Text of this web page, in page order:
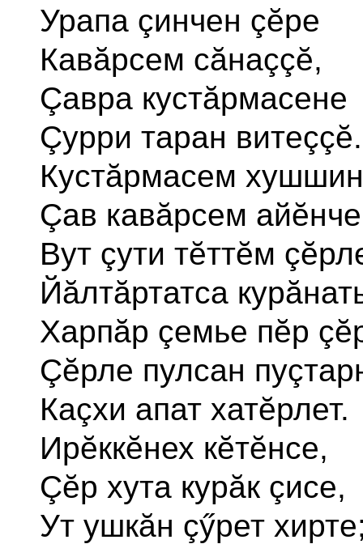
Урапа çинчен çĕре
Кавăрсем сăнаççĕ,
Çавра кустăрмасене
Çурри таран витеççĕ.
Кустăрмасем
Çав кавăрсем
Вут çути тĕттĕм
Йăлтăртатса
Харпăр çемье пĕр
Çĕрле пулсан
Каçхи апат хатĕрлет.
Ирĕккĕнех кĕтĕнсе,
Çĕр хута курăк çисе,
Ут ушкăн çӳрет